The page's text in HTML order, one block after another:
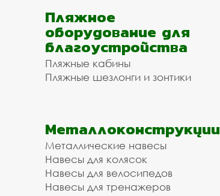
Пляжное
оборудование для
благоустройства
Пляжные кабины
Пляжные шезлонги и зонтики
Металлоконструкции
Металлические навесы
Навесы для колясок
Навесы для велосипедов
Навесы для тренажеров